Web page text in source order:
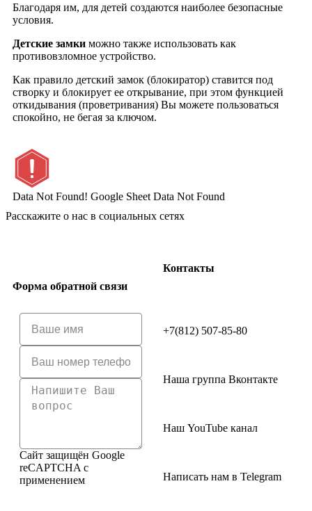
Благодаря им, для детей создаются наиболее безопасные
условия.
Детские замки можно также использовать как
противовзломное устройство.
Как правило детский замок (блокиратор) ставится под
створку и блокирует ее открывание, при этом функцией
откидывания (проветривания) Вы можете пользоваться
спокойно, не бегая за ключом.
Data Not Found! Google Sheet Data Not Found
Расскажите о нас в социальных сетях
Форма обратной связи
Сайт защищён Google
reCAPTCHA с
применением
Контакты
+7(812) 507-85-80
Наша группа Вконтакте
Наш YouTube канал
Написать нам в Telegram